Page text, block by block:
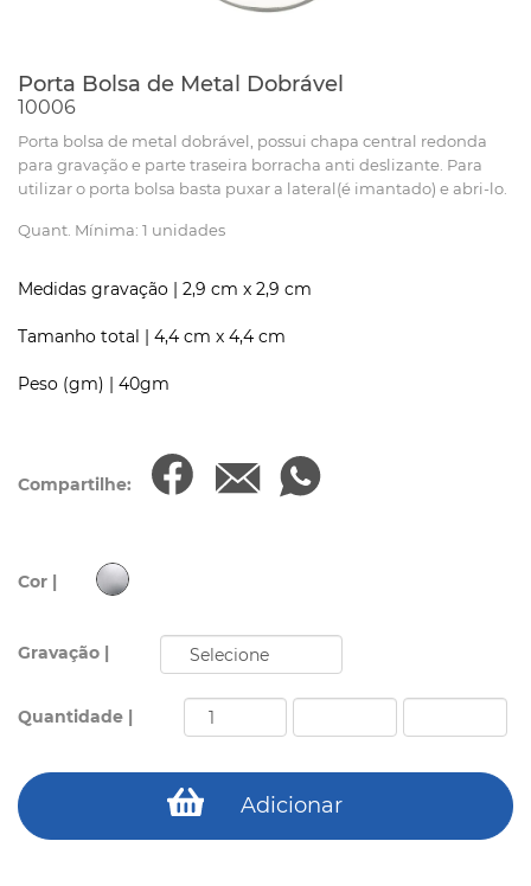
Porta Bolsa de Metal Dobrável
10006
Porta bolsa de metal dobrável, possui chapa central redonda
para gravação e parte traseira borracha anti deslizante. Para
utilizar o porta bolsa basta puxar a lateral(é imantado) e abri-lo.
Quant. Mínima: 1 unidades
Medidas gravação | 2,9 cm x 2,9 cm
Tamanho total | 4,4 cm x 4,4 cm
Peso (gm) | 40gm
Compartilhe:
Cor |
Gravação |
Quantidade |
Adicionar